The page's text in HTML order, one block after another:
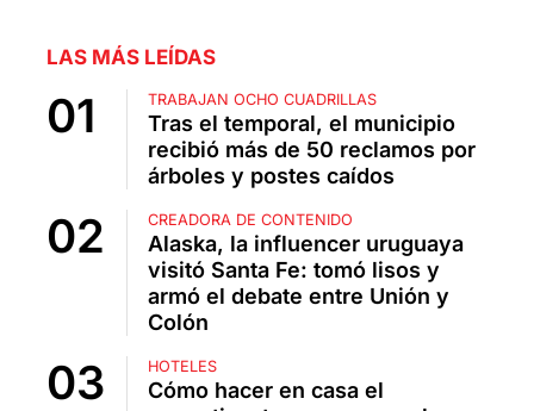
LAS MÁS LEÍDAS
TRABAJAN OCHO CUADRILLAS
Tras el temporal, el municipio
recibió más de 50 reclamos por
árboles y postes caídos
CREADORA DE CONTENIDO
Alaska, la influencer uruguaya
visitó Santa Fe: tomó lisos y
armó el debate entre Unión y
Colón
HOTELES
Cómo hacer en casa el